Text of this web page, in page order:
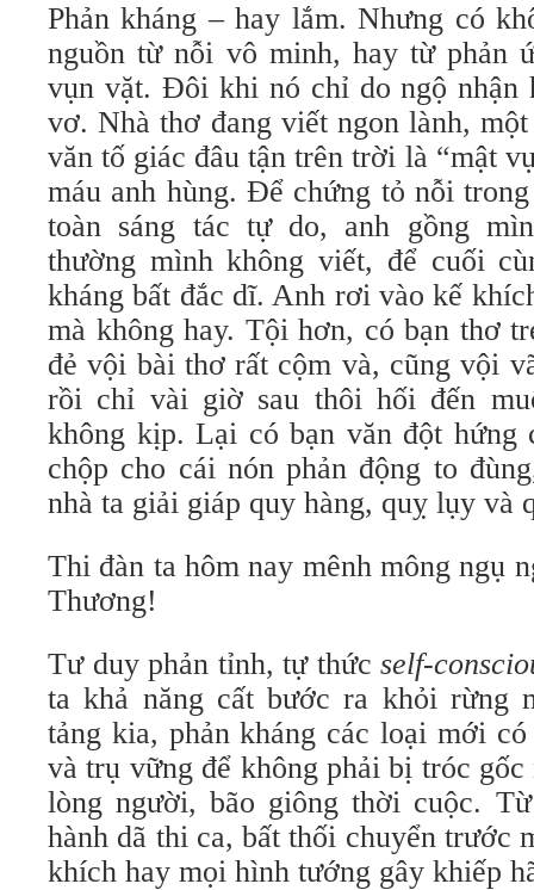
Phản kháng – hay lắm. Nhưng có
nguồn từ nỗi vô minh, hay từ phản
vụn vặt. Đôi khi nó chỉ do ngộ nhận
vơ. Nhà thơ đang viết ngon lành,
văn tố giác đâu tận trên trời là “mật
máu anh hùng. Để chứng tỏ nỗi
toàn sáng tác tự do, anh gồng
thường mình không viết, để cuối
kháng bất đắc dĩ. Anh rơi vào kế
mà không hay. Tội hơn, có bạn thơ
đẻ vội bài thơ rất cộm và, cũng vội
rồi chỉ vài giờ sau thôi hối đến
không kịp. Lại có bạn văn đột hứng
chộp cho cái nón phản động to
nhà ta giải giáp quy hàng, quỵ lụy và
Thi đàn ta hôm nay mênh mông ngụ
Thương!
Tư duy phản tỉnh, tự thức self-
ta khả năng cất bước ra khỏi rừng
tảng kia, phản kháng các loại mới
và trụ vững để không phải bị tróc
lòng người, bão giông thời cuộc.
hành dã thi ca, bất thối chuyển trước
khích hay mọi hình tướng gây khiếp